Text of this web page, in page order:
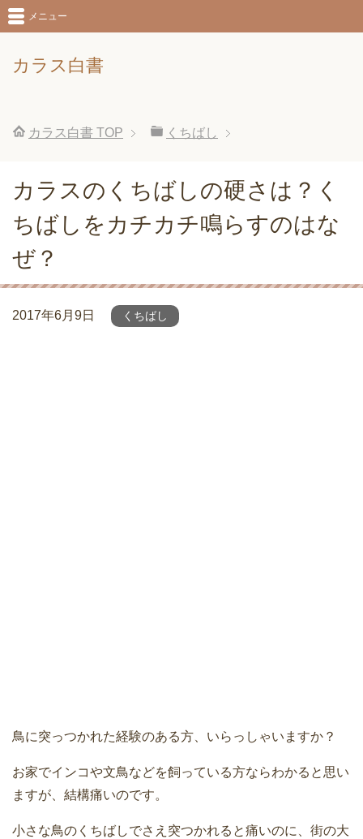
カラス白書
メニュー
カラス白書 TOP くちばし
カラスのくちばしの硬さは？く
ちばしをカチカチ鳴らすのはな
ぜ？
2017年6月9日 くちばし
鳥に突っつかれた経験のある方、いらっしゃいますか？
お家でインコや文鳥などを飼っている方ならわかると思い
ますが、結構痛いのです。
小さな鳥のくちばしでさえ突つかれると痛いのに、街の大